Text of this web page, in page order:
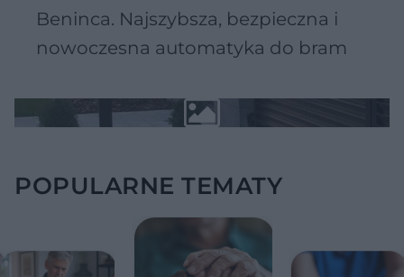
Beninca. Najszybsza, bezpieczna i
nowoczesna automatyka do bram
POPULARNE TEMATY